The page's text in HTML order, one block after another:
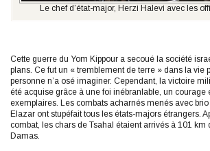
Le chef d’état-major, Herzi Halevi avec les
Cette guerre du Yom Kippour a secoué la société
plans. Ce fut un « tremblement de terre » dans la vie
personne n’a osé imaginer. Cependant, la victoire
été acquise grâce à une foi inébranlable, un courage
exemplaires. Les combats acharnés menés avec
Elazar ont stupéfait tous les états-majors étrangers.
combat, les chars de Tsahal étaient arrivés à 101 km
Damas.